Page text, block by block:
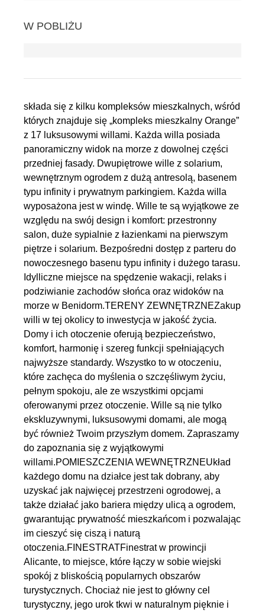
W POBLIŻU
składa się z kilku kompleksów mieszkalnych, wśród
których znajduje się „kompleks mieszkalny Orange”
z 17 luksusowymi willami. Każda willa posiada
panoramiczny widok na morze z dowolnej części
przedniej fasady. Dwupiętrowe wille z solarium,
wewnętrznym ogrodem z dużą antresolą, basenem
typu infinity i prywatnym parkingiem. Każda willa
wyposażona jest w windę. Wille te są wyjątkowe ze
względu na swój design i komfort: przestronny
salon, duże sypialnie z łazienkami na pierwszym
piętrze i solarium. Bezpośredni dostęp z parteru do
nowoczesnego basenu typu infinity i dużego tarasu.
Idylliczne miejsce na spędzenie wakacji, relaks i
podziwianie zachodów słońca oraz widoków na
morze w Benidorm.TERENY ZEWNĘTRZNEZakup
willi w tej okolicy to inwestycja w jakość życia.
Domy i ich otoczenie oferują bezpieczeństwo,
komfort, harmonię i szereg funkcji spełniających
najwyższe standardy. Wszystko to w otoczeniu,
które zachęca do myślenia o szczęśliwym życiu,
pełnym spokoju, ale ze wszystkimi opcjami
oferowanymi przez otoczenie. Wille są nie tylko
ekskluzywnymi, luksusowymi domami, ale mogą
być również Twoim przyszłym domem. Zapraszamy
do zapoznania się z wyjątkowymi
willami.POMIESZCZENIA WEWNĘTRZNEUkład
każdego domu na działce jest tak dobrany, aby
uzyskać jak najwięcej przestrzeni ogrodowej, a
także działać jako bariera między ulicą a ogrodem,
gwarantując prywatność mieszkańcom i pozwalając
im cieszyć się ciszą i naturą
otoczenia.FINESTRATFinestrat w prowincji
Alicante, to miejsce, które łączy w sobie wiejski
spokój z bliskością popularnych obszarów
turystycznych. Chociaż nie jest to główny cel
turystyczny, jego urok tkwi w naturalnym pięknie i